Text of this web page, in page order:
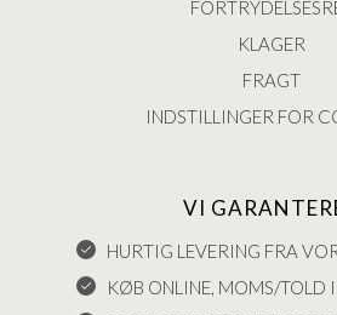
KLAGER
FRAGT
INDSTILLINGER FOR
VI
HURTIG LEVERING FRA
KØB ONLINE, MOMS/TOLD